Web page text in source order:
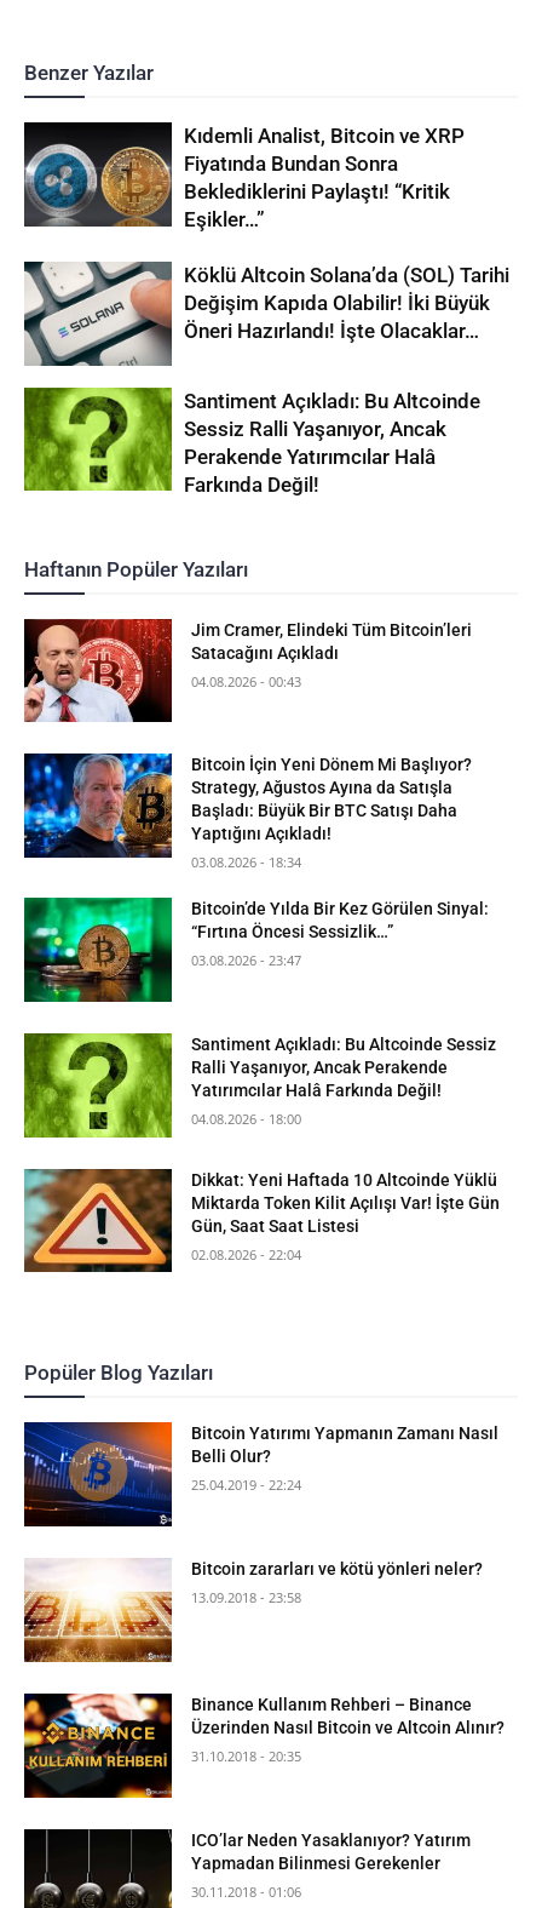
Benzer Yazılar
Kıdemli Analist, Bitcoin ve XRP
Fiyatında Bundan Sonra
Beklediklerini Paylaştı! “Kritik
Eşikler…”
Köklü Altcoin Solana’da (SOL) Tarihi
Değişim Kapıda Olabilir! İki Büyük
Öneri Hazırlandı! İşte Olacaklar…
Santiment Açıkladı: Bu Altcoinde
Sessiz Ralli Yaşanıyor, Ancak
Perakende Yatırımcılar Halâ
Farkında Değil!
Haftanın Popüler Yazıları
Jim Cramer, Elindeki Tüm Bitcoin’leri
Satacağını Açıkladı
04.08.2026 - 00:43
Bitcoin İçin Yeni Dönem Mi Başlıyor?
Strategy, Ağustos Ayına da Satışla
Başladı: Büyük Bir BTC Satışı Daha
Yaptığını Açıkladı!
03.08.2026 - 18:34
Bitcoin’de Yılda Bir Kez Görülen Sinyal:
“Fırtına Öncesi Sessizlik…”
03.08.2026 - 23:47
Santiment Açıkladı: Bu Altcoinde Sessiz
Ralli Yaşanıyor, Ancak Perakende
Yatırımcılar Halâ Farkında Değil!
04.08.2026 - 18:00
Dikkat: Yeni Haftada 10 Altcoinde Yüklü
Miktarda Token Kilit Açılışı Var! İşte Gün
Gün, Saat Saat Listesi
02.08.2026 - 22:04
Popüler Blog Yazıları
Bitcoin Yatırımı Yapmanın Zamanı Nasıl
Belli Olur?
25.04.2019 - 22:24
Bitcoin zararları ve kötü yönleri neler?
13.09.2018 - 23:58
Binance Kullanım Rehberi – Binance
Üzerinden Nasıl Bitcoin ve Altcoin Alınır?
31.10.2018 - 20:35
ICO’lar Neden Yasaklanıyor? Yatırım
Yapmadan Bilinmesi Gerekenler
30.11.2018 - 01:06